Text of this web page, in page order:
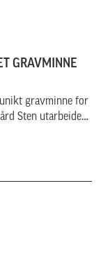
GRAVMINNE
gravminne for
Sten utarbeider
i samarbeid
forklare hvordan
i tankene.